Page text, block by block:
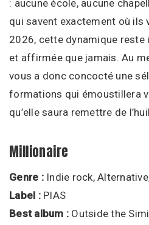
: aucune école, aucune
qui savent exactement où ils
2026, cette dynamique
et affirmée que jamais. Au
vous a donc concocté une
formations qui émoustillera
qu’elle saura remettre de
Millionaire
Genre :Indie rock,
Label :PIAS
Best album : Outside the